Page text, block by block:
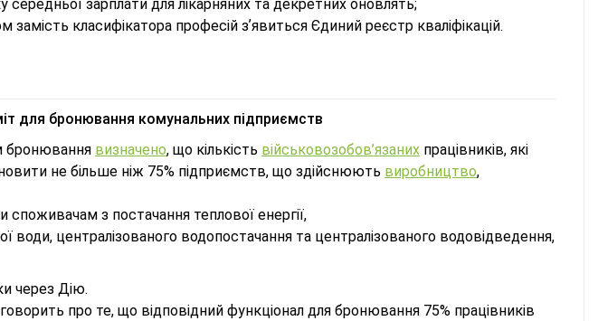
зарплати для лікарняних та декретних оновлять;
класифікатора професій зʼявиться Єдиний реєстр кваліфікацій.
для бронювання комунальних підприємств
бронювання визначено, що кількість військовозобов’язаних працівників, які
не більше ніж 75% підприємств, що здійснюють виробництво,
споживачам з постачання теплової енергії,
води, централізованого водопостачання та централізованого водовідведення,
через Дію.
про те, що відповідний функціонал для бронювання 75% працівників